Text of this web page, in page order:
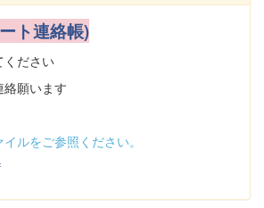
ト連絡帳)
ください
願います
ルをご参照ください。